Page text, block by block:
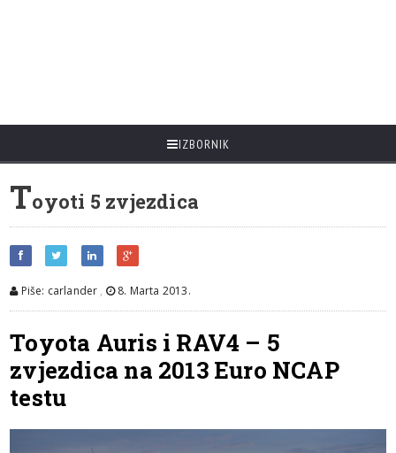
IZBORNIK
Toyoti 5 zvjezdica
Piše: carlander , 8. Marta 2013.
Toyota Auris i RAV4 – 5
zvjezdica na 2013 Euro NCAP
testu